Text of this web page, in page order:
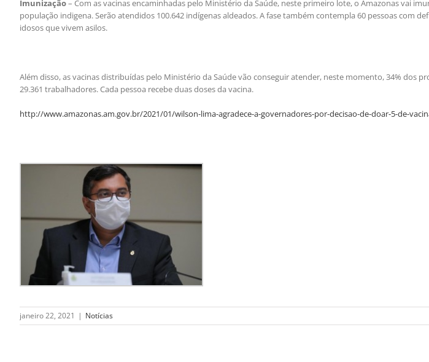
Imunização– Com as vacinas encaminhadas pelo Ministério da Saúde, neste primeiro lote, o Amazonas vai
população indigena. Serão atendidos 100.642 indígenas aldeados. A fase também contempla 60 pessoas com
idosos que vivem asilos.
Além disso, as vacinas distribuídas pelo Ministério da Saúde vão conseguir atender, neste momento, 34% dos
29.361 trabalhadores. Cada pessoa recebe duas doses da vacina.
http://www.amazonas.am.gov.br/2021/01/wilson-lima-agradece-a-governadores-por-decisao-de-doar-5-de-
janeiro 22, 2021 | Notícias